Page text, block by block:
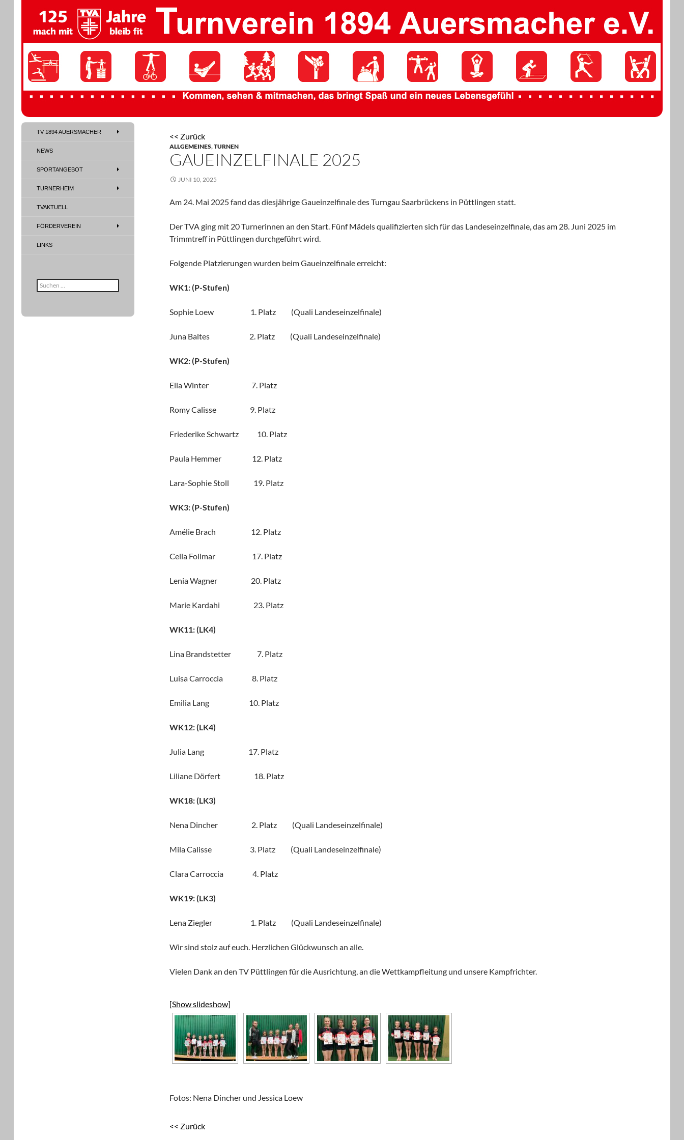
TV 1894 Auersmacher
<< Zurück
ALLGEMEINES,TURNEN
GAUEINZELFINALE 2025
JUNI 10, 2025
Am 24. Mai 2025 fand das diesjährige Gaueinzelfinale des Turngau Saarbrückens in Püttlingen statt.
Der TVA ging mit 20 Turnerinnen an den Start. Fünf Mädels qualifizierten sich für das Landeseinzelfinale, das am 28. Juni 2025 im
Trimmtreff in Püttlingen durchgeführt wird.
Folgende Platzierungen wurden beim Gaueinzelfinale erreicht:
WK1: (P-Stufen)
Sophie Loew 1. Platz (Quali Landeseinzelfinale)
Juna Baltes 2. Platz (Quali Landeseinzelfinale)
WK2: (P-Stufen)
Ella Winter 7. Platz
Romy Calisse 9. Platz
Friederike Schwartz 10. Platz
Paula Hemmer 12. Platz
Lara-Sophie Stoll 19. Platz
WK3: (P-Stufen)
Amélie Brach 12. Platz
Celia Follmar 17. Platz
Lenia Wagner 20. Platz
Marie Kardahi 23. Platz
WK11: (LK4)
Lina Brandstetter 7. Platz
Luisa Carroccia 8. Platz
Emilia Lang 10. Platz
WK12: (LK4)
Julia Lang 17. Platz
Liliane Dörfert 18. Platz
WK18: (LK3)
Nena Dincher 2. Platz (Quali Landeseinzelfinale)
Mila Calisse 3. Platz (Quali Landeseinzelfinale)
Clara Carroccia 4. Platz
WK19: (LK3)
Lena Ziegler 1. Platz (Quali Landeseinzelfinale)
Wir sind stolz auf euch. Herzlichen Glückwunsch an alle.
Vielen Dank an den TV Püttlingen für die Ausrichtung, an die Wettkampfleitung und unsere Kampfrichter.
[Show slideshow]
Fotos: Nena Dincher und Jessica Loew
<< Zurück
TV 1894 Auersmacher
TV 1894 AUERSMACHER
NEWS
SPORTANGEBOT
TURNERHEIM
TVAKTUELL
FÖRDERVEREIN
LINKS
Suche
nach: